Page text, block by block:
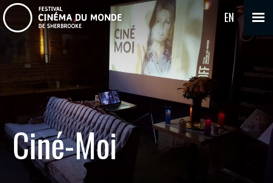
EN
Ciné-Moi